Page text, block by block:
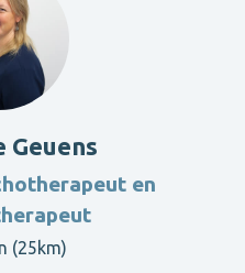
Geuens
en
(25km)